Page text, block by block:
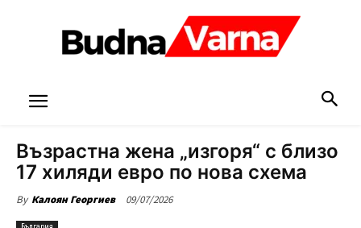
Възрастна жена „изгоря“ с близо
17 хиляди евро по нова схема
By Калоян Георгиев 09/07/2026